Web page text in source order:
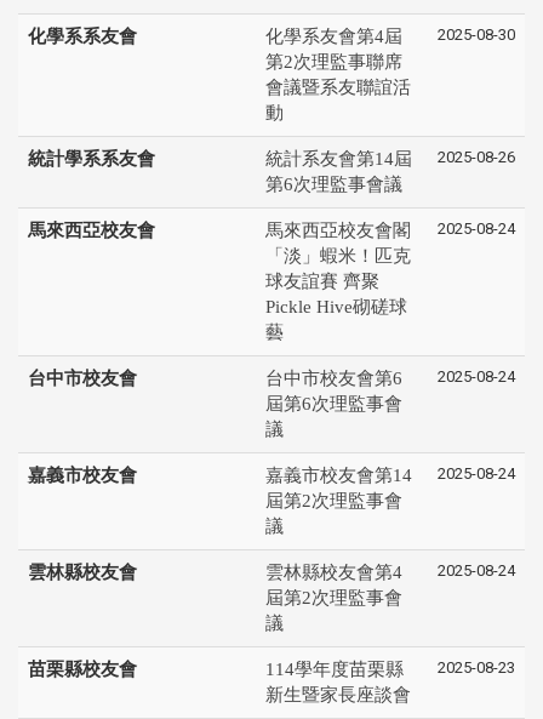
化學系系友會
化學系友會第4屆
第2次理監事聯席
會議暨系友聯誼活
動
2025-08-30
統計學系系友會
統計系友會第14屆
第6次理監事會議
2025-08-26
馬來西亞校友會
馬來西亞校友會閣
「淡」蝦米！匹克
球友誼賽 齊聚
Pickle Hive砌磋球
藝
2025-08-24
台中市校友會
台中市校友會第6
屆第6次理監事會
議
2025-08-24
嘉義市校友會
嘉義市校友會第14
屆第2次理監事會
議
2025-08-24
雲林縣校友會
雲林縣校友會第4
屆第2次理監事會
議
2025-08-24
苗栗縣校友會
114學年度苗栗縣
新生暨家長座談會
2025-08-23